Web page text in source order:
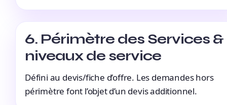
6. Périmètre des Services &
niveaux de service
Défini au devis/fiche d’offre. Les demandes hors
périmètre font l’objet d’un devis additionnel.